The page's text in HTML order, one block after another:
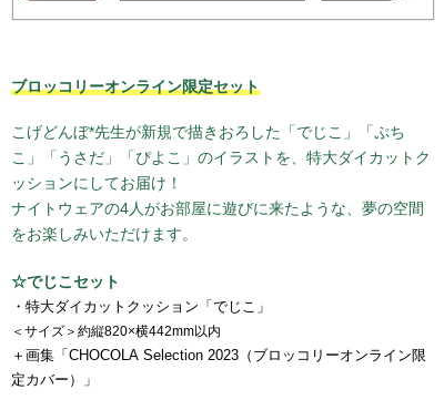
ブロッコリーオンライン限定セット
こげどんぼ*先生が新規で描きおろした「でじこ」「ぷち
こ」「うさだ」「ぴよこ」のイラストを、特大ダイカットク
ッションにしてお届け！
ナイトウェアの4人がお部屋に遊びに来たような、夢の空間
をお楽しみいただけます。
☆でじこセット
・特大ダイカットクッション「でじこ」
＜サイズ＞約縦820×横442mm以内
＋画集「CHOCOLA Selection 2023（ブロッコリーオンライン限
定カバー）」